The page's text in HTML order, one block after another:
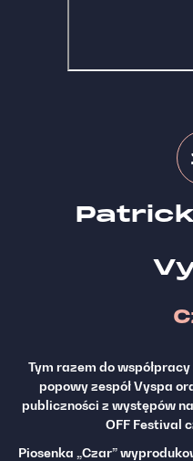
Tym razem do
popowy zespół Vyspa
publiczności z występów
OFF Festival
Piosenka „Czar”